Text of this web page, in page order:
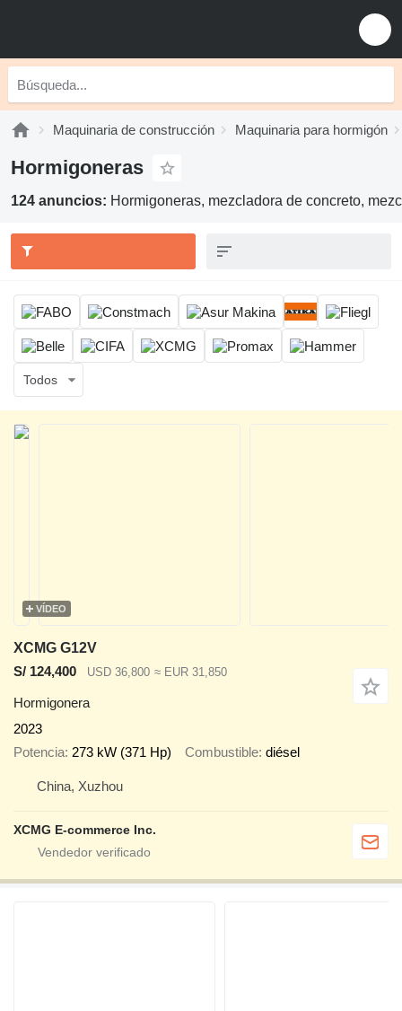
Maquinaria de construcción Maquinaria para hormigón
Hormigoneras
124 anuncios: Hormigoneras, mezcladora de concreto,
Todos
VÍDEO
XCMG G12V
S/ 124,400
USD 36,800 ≈ EUR 31,850
Hormigonera
2023
Potencia 273 kW (371 Hp) Combustible diésel
China, Xuzhou
XCMG E-commerce Inc.